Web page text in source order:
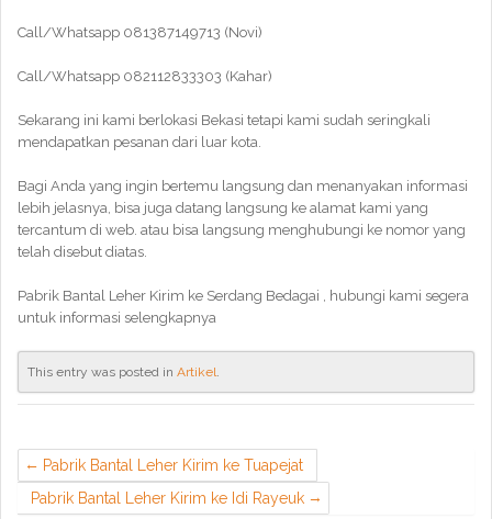
Call/Whatsapp 081387149713 (Novi)
Call/Whatsapp 082112833303 (Kahar)
Sekarang ini kami berlokasi Bekasi tetapi kami sudah seringkali
mendapatkan pesanan dari luar kota.
Bagi Anda yang ingin bertemu langsung dan menanyakan informasi
lebih jelasnya, bisa juga datang langsung ke alamat kami yang
tercantum di web. atau bisa langsung menghubungi ke nomor yang
telah disebut diatas.
Pabrik Bantal Leher Kirim ke Serdang Bedagai , hubungi kami segera
untuk informasi selengkapnya
This entry was posted in Artikel.
Pabrik Bantal Leher Kirim ke Tuapejat
Pabrik Bantal Leher Kirim ke Idi Rayeuk